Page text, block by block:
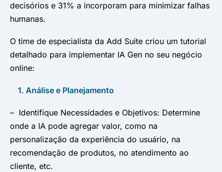
decisórios e 31% a incorporam para minimizar falhas
humanas.
O time de especialista da Add Suite criou um tutorial
detalhado para implementar IA Gen no seu negócio
online:
1. Análise e Planejamento
– Identifique Necessidades e Objetivos: Determine
onde a IA pode agregar valor, como na
personalização da experiência do usuário, na
recomendação de produtos, no atendimento ao
cliente, etc.